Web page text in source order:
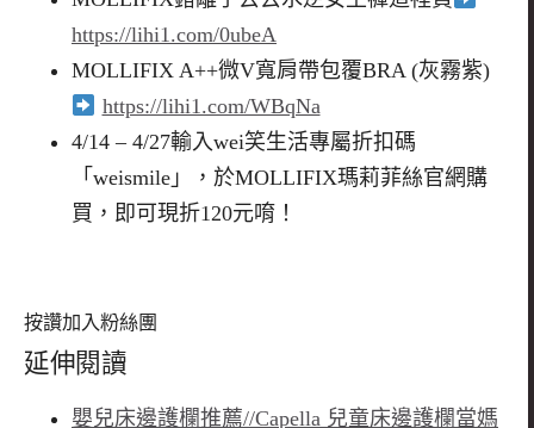
https://lihi1.com/0ubeA
MOLLIFIX A++微V寬肩帶包覆BRA (灰霧紫)
https://lihi1.com/WBqNa
4/14 – 4/27輸入wei笑生活專屬折扣碼
「weismile」，於MOLLIFIX瑪莉菲絲官網購
買，即可現折120元唷！
按讚加入粉絲團
延伸閱讀
嬰兒床邊護欄推薦//Capella 兒童床邊護欄當媽